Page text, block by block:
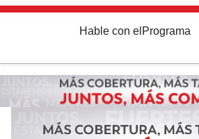
Hable con el Programa